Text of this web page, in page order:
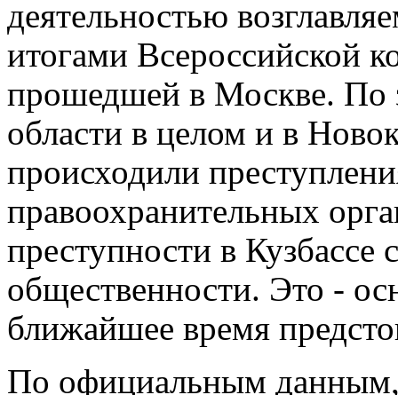
деятельностью
итогами Всероссийской
прошедшей в Москве. По
области в целом и в
происходили
правоохранительных
преступности в Кузбассе
общественности. Это -
ближайшее время
По официальным данным,